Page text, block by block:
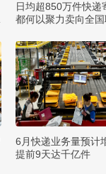
日均超850万件快递
都何以聚力卖向全
6月快递业务量预计
提前9天达千亿件